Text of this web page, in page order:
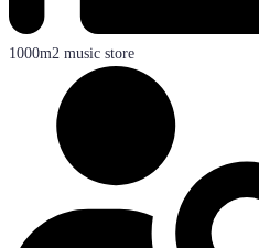
1000m2 music store